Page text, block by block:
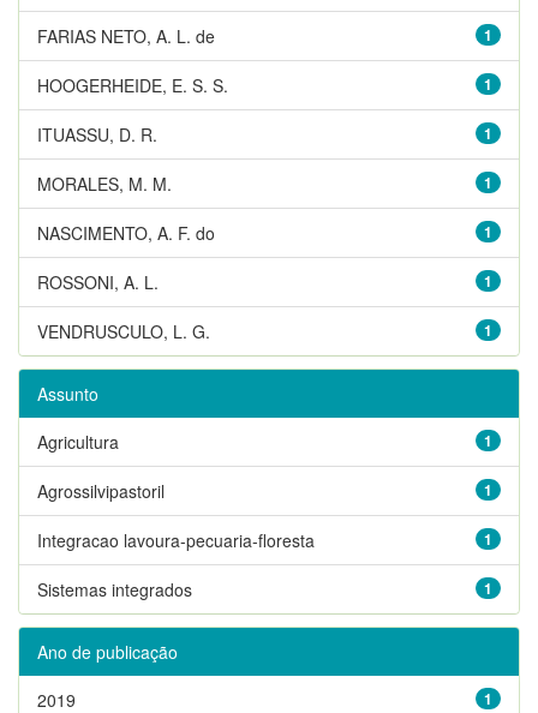
1
FARIAS NETO, A. L. de
1
HOOGERHEIDE, E. S. S.
1
ITUASSU, D. R.
1
MORALES, M. M.
1
NASCIMENTO, A. F. do
1
ROSSONI, A. L.
1
VENDRUSCULO, L. G.
Assunto
1
Agricultura
1
Agrossilvipastoril
1
Integracao lavoura-pecuaria-floresta
1
Sistemas integrados
Ano de publicação
1
2019